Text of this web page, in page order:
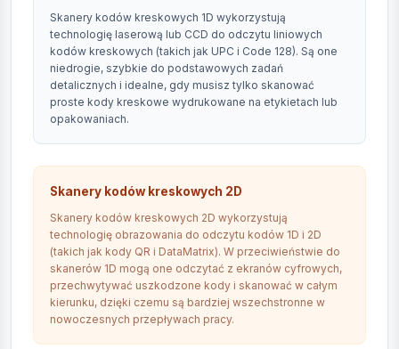
Skanery kodów kreskowych 1D wykorzystują
technologię laserową lub CCD do odczytu liniowych
kodów kreskowych (takich jak UPC i Code 128). Są one
niedrogie, szybkie do podstawowych zadań
detalicznych i idealne, gdy musisz tylko skanować
proste kody kreskowe wydrukowane na etykietach lub
opakowaniach.
Skanery kodów kreskowych 2D
Skanery kodów kreskowych 2D wykorzystują
technologię obrazowania do odczytu kodów 1D i 2D
(takich jak kody QR i DataMatrix). W przeciwieństwie do
skanerów 1D mogą one odczytać z ekranów cyfrowych,
przechwytywać uszkodzone kody i skanować w całym
kierunku, dzięki czemu są bardziej wszechstronne w
nowoczesnych przepływach pracy.